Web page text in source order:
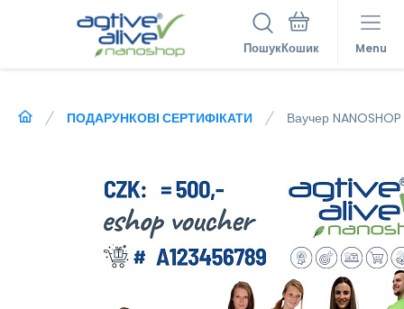
Пошук Menu
ПОДАРУНКОВІ СЕРТИФІКАТИ Ваучер